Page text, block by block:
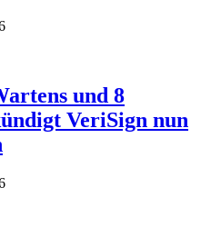
und 8
VeriSign nun